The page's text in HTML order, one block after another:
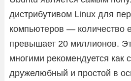
дистрибутивом Linux для
компьютеров — количество
превышает 20 миллионов.
многими рекомендуется как
дружелюбный и простой в